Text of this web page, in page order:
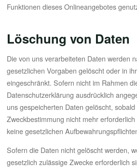
Funktionen dieses Onlineangebotes
Löschung von Daten
Die von uns verarbeiteten Daten werden
gesetzlichen Vorgaben gelöscht oder in
eingeschränkt. Sofern nicht im Rahmen
Datenschutzerklärung ausdrücklich
uns gespeicherten Daten gelöscht,
Zweckbestimmung nicht mehr
keine gesetzlichen
Sofern die Daten nicht gelöscht werden,
gesetzlich zulässige Zwecke erforderlich